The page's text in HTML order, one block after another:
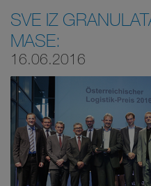
SVE IZ
MASE:
16.06.2016